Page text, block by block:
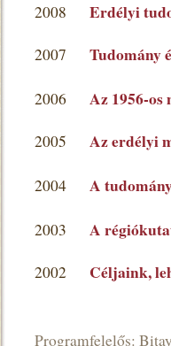
2008 Erdélyi
2007 Tudomány
2006 Az 1956-
2005 Az erdélyi
2004 A
2003 A
2002 Céljaink,
Programfelelős: